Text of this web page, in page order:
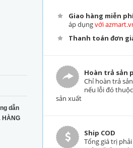
dẫn
HÀNG
Giao hàng miễn
áp dụngvới
Thanh toán đơn
Hoàn trả sản
Chỉ hoàn trả
nếu lỗi đó
sản xuất
Ship COD
Tổng giá trị